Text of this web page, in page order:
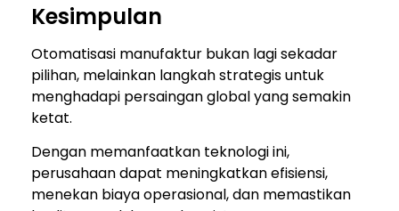
Kesimpulan
Otomatisasi manufaktur bukan lagi sekadar
pilihan, melainkan langkah strategis untuk
menghadapi persaingan global yang semakin
ketat.
Dengan memanfaatkan teknologi ini,
perusahaan dapat meningkatkan efisiensi,
menekan biaya operasional, dan memastikan